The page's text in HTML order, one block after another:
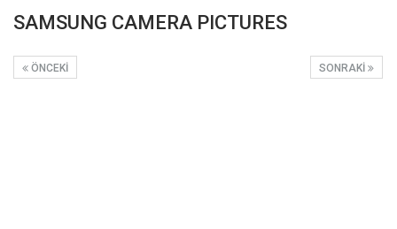
SAMSUNG CAMERA PICTURES
SONRAKI
ÖNCEKI